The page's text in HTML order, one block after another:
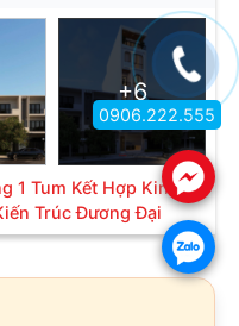
+6
1 Tum Kết Hợp Kinh
Trúc Đương Đại
.
.
0906.222.555